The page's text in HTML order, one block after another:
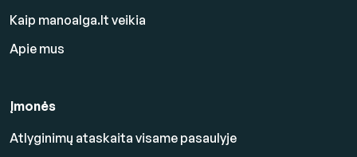
Kaip manoalga.lt veikia
Apie mus
Įmonės
Atlyginimų ataskaita visame pasaulyje